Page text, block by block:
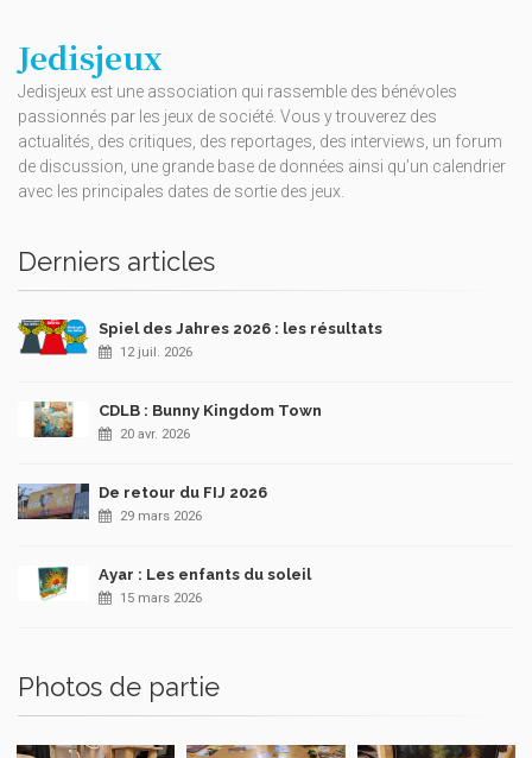
Jedisjeux
Jedisjeux est une association qui rassemble des bénévoles
passionnés par les jeux de société. Vous y trouverez des
actualités, des critiques, des reportages, des interviews, un forum
de discussion, une grande base de données ainsi qu’un calendrier
avec les principales dates de sortie des jeux.
Derniers articles
Spiel des Jahres 2026 : les résultats
12 juil. 2026
CDLB : Bunny Kingdom Town
20 avr. 2026
De retour du FIJ 2026
29 mars 2026
Ayar : Les enfants du soleil
15 mars 2026
Photos de partie